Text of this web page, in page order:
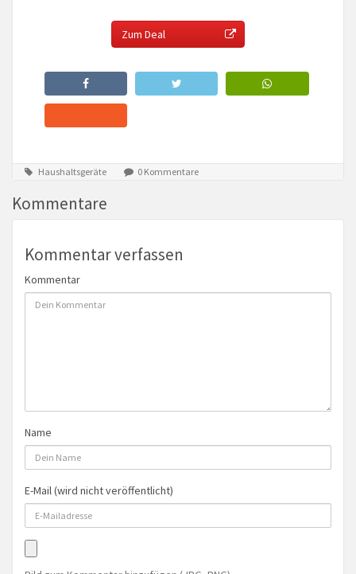
Zum Deal
Haushaltsgeräte 0 Kommentare
Kommentare
Kommentar verfassen
Kommentar
Name
E-Mail (wird nicht veröffentlicht)